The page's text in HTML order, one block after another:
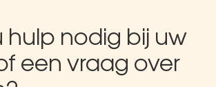
hulp nodig bij uw
een vraag over